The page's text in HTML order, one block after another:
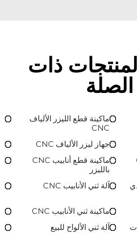
ذات
الصلة
ماكينة قطع الليزر الألياف
CNC
جهاز ليزر الألياف CNC
ماكينة قطع أنابيب CNC
بالليزر
آلة ثني الأنابيب CNC
ماكينة ثني الأنابيب CNC
آلة ثني الألواح للبيع